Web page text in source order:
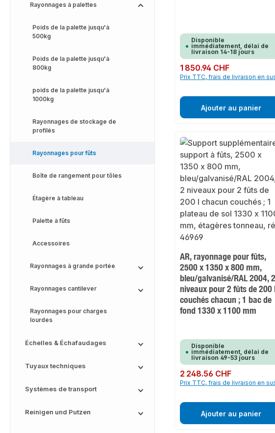
Rayonnages à palettes
Poids de la palette jusqu'à
500kg
Poids de la palette jusqu'à
800kg
poids de la palette jusqu'à
1000kg
Rayonnages de stockage de
profilés
Rayonnages pour fûts
Boîte de rangement pour tôles
Étagère à tableau
Palette à fûts
Accessoires
Rayonnages à grande portée
Rayonnages cantilever
Rayonnages pour charges
lourdes
Échelles & Échafaudages
Tuyaux techniques
Systèmes de transport
Reinigen und Putzen
Disponible
immédiatement, délai de
livraison 14-18 jours
Prix régulier :
1 850.94 CHF
Prix TTC, frais de livraison en
Ajouter au panier
AR, rayonnage pour fûts,
2500 x 1350 x 800 mm,
bleu/galvanisé/RAL 2004, 2
niveaux pour 2 fûts de 200
couchés chacun ; 1 bac de
fond 1330 x 1100 mm
Disponible
immédiatement, délai de
livraison 49-53 jours
Prix régulier :
2 248.56 CHF
Prix TTC, frais de livraison en
Ajouter au panier